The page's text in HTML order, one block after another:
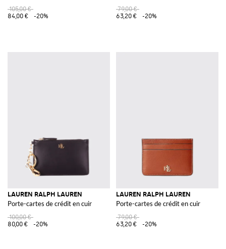
105,00 €
84,00 €
-20%
79,00 €
63,20 €
-20%
LAUREN RALPH LAUREN
Porte-cartes de crédit en cuir
100,00 €
80,00 €
-20%
LAUREN RALPH LAUREN
Porte-cartes de crédit en cuir
79,00 €
63,20 €
-20%